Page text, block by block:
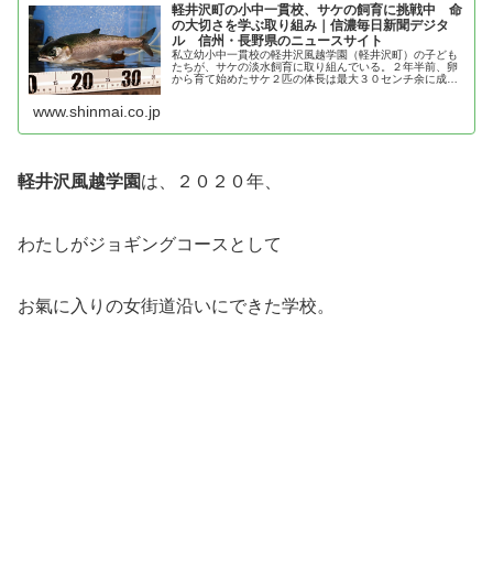
軽井沢町の小中一貫校、サケの飼育に挑戦中 命
の大切さを学ぶ取り組み｜信濃毎日新聞デジタ
ル 信州・長野県のニュースサイト
私立幼小中一貫校の軽井沢風越学園（軽井沢町）の子ども
たちが、サケの淡水飼育に取り組んでいる。２年半前、卵
から育て始めたサケ２匹の体長は最大３０センチ余に成
www.shinmai.co.jp
軽井沢風越学園は、２０２０年、
わたしがジョギングコースとして
お氣に入りの女街道沿いにできた学校。